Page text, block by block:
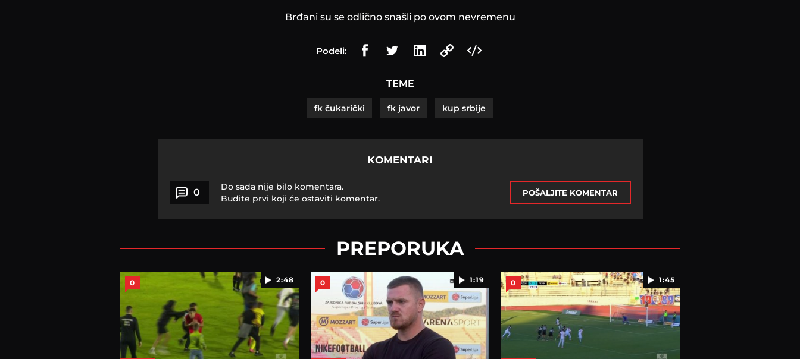
Brđani su se odlično snašli po ovom nevremenu
Podeli:
TEME
fk čukarički fk javor kup srbije
KOMENTARI
0
Do sada nije bilo komentara.
Budite prvi koji će ostaviti komentar.
POŠALJITE KOMENTAR
PREPORUKA
2:48
0 1:19
0 1:45
0